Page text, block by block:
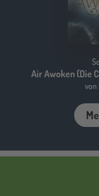
Air Awoken (Die
von